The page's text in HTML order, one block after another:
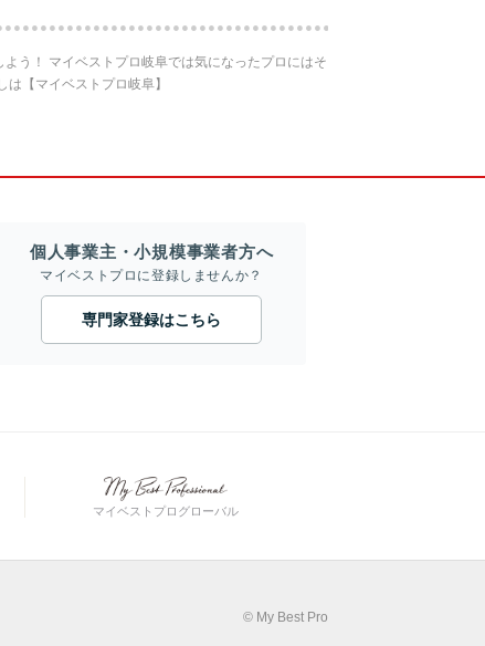
う！ マイベストプロ岐阜では気になったプロにはそ
【マイベストプロ岐阜】
個人事業主・小規模事業者方へ
マイベストプロに登録しませんか？
専門家登録はこちら
マイベストプログローバル
© My Best Pro